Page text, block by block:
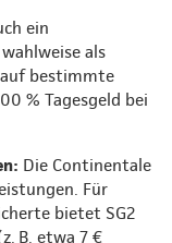
ein
als
bestimmte
% Tagesgeld bei
Die Continentale
Für
bietet SG2
B. etwa 7 €